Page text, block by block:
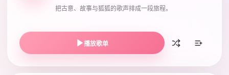
把古意、故事与狐狐的歌声排成一段旅程。
播放歌单